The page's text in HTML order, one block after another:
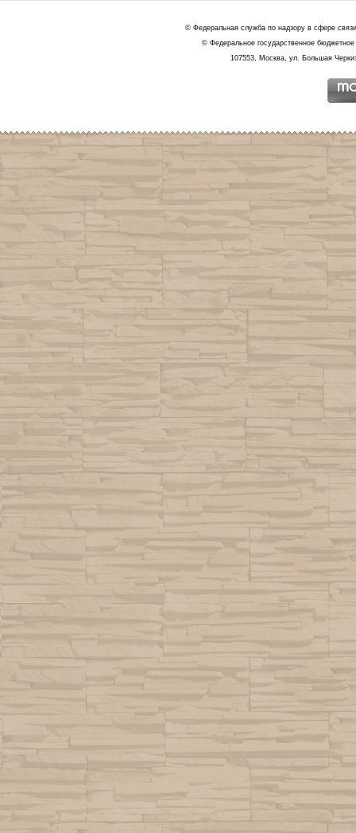
© Федеральная служба по надзору в сфере
© Федеральное государственное
107553, Москва, ул. Большая